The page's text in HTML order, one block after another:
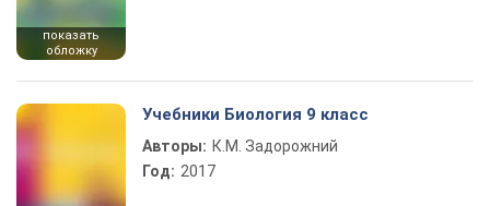
показать
обложку
Учебники Биология 9 класс
Авторы: К.М. Задорожний
Год: 2017